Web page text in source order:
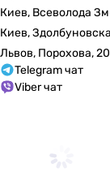
внутри здания
внутри здания
внутри здания
внутри здания
внутри здания
Киев, Всеволода
Киев,
Львов, Порохова,
Telegram чат
Viber чат